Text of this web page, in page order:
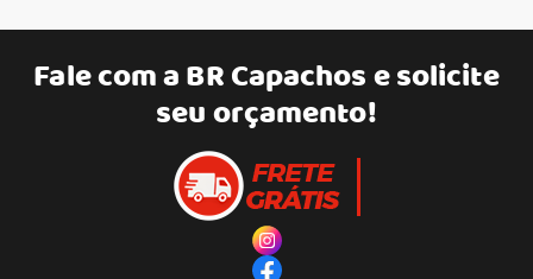
Fale com aBR Capachose solicite
seu orçamento!